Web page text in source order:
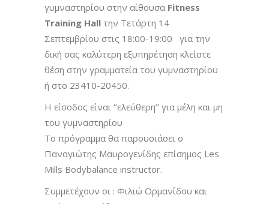
γυμναστηρίου στην αίθουσα Fitness
Training Hall την Τετάρτη 14
Σεπτεμβρίου στις 18:00-19:00 για την
δική σας καλύτερη εξυπηρέτηση κλείστε
θέση στην γραμματεία του γυμναστηρίου
ή στο 23410-20450.
Η είσοδος είναι ‘’ελεύθερη’’ για μέλη και μη
του γυμναστηρίου
Το πρόγραμμα θα παρουσιάσει ο
Παναγιώτης Μαυρογενίδης επίσημος Les
Mills Bodybalance instructor.
Συμμετέχουν οι : Φιλιώ Ορμανίδου και